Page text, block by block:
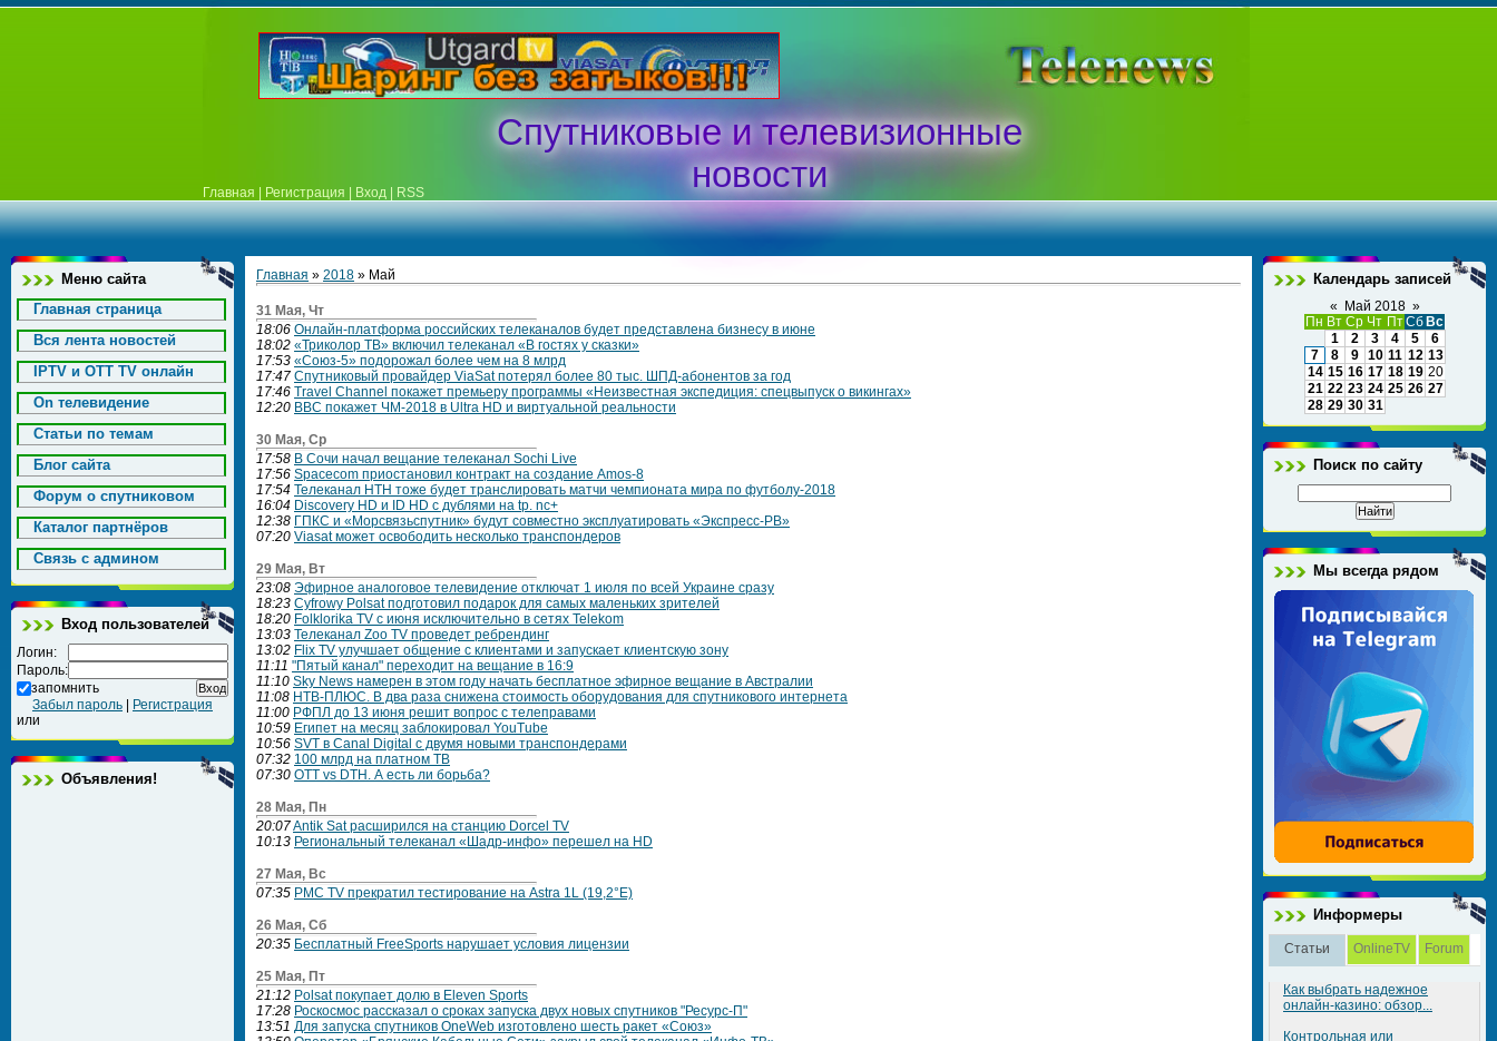
Спутниковые и телевизионные
новости
Главная Регистрация Вход RSS
Меню сайта
Главная страница
Вся лента новостей
IPTV и OTT TV онлайн
On телевидение
Статьи по темам
Блог сайта
Форум о спутниковом
Каталог партнёров
Cвязь с админом
Вход пользователей
Логин:
Пароль:
запомнить
Забыл пароль
Регистрация
или
Объявления!
Главная » 2018 » Май
31 Мая, Чт
18:06 Онлайн-платформа российских телеканалов будет представлена бизнесу в июне
18:02 «Триколор ТВ» включил телеканал «В гостях у сказки»
17:53 «Союз-5» подорожал более чем на 8 млрд
17:47 Спутниковый провайдер ViaSat потерял более 80 тыс. ШПД-абонентов за год
17:46 Travel Channel покажет премьеру программы «Неизвестная экспедиция: спецвыпуск о викингах»
12:20 BBC покажет ЧМ-2018 в Ultra HD и виртуальной реальности
30 Мая, Ср
17:58 В Сочи начал вещание телеканал Sochi Live
17:56 Spacecom приостановил контракт на создание Amos-8
17:54 Телеканал НТН тоже будет транслировать матчи чемпионата мира по футболу-2018
16:04 Discovery HD и ID HD с дублями на tp. nc+
12:38 ГПКС и «Морсвязьспутник» будут совместно эксплуатировать «Экспресс-РВ»
07:20 Viasat может освободить несколько транспондеров
29 Мая, Вт
23:08 Эфирное аналоговое телевидение отключат 1 июля по всей Украине сразу
18:23 Cyfrowy Polsat подготовил подарок для самых маленьких зрителей
18:20 Folklorika TV с июня исключительно в сетях Telekom
13:03 Телеканал Zoo TV проведет ребрендинг
13:02 Flix TV улучшает общение с клиентами и запускает клиентскую зону
11:11 "Пятый канал" переходит на вещание в 16:9
11:10 Sky News намерен в этом году начать бесплатное эфирное вещание в Австралии
11:08 НТВ‑ПЛЮС. В два раза снижена стоимость оборудования для спутникового интернета
11:00 РФПЛ до 13 июня решит вопрос с телеправами
10:59 Египет на месяц заблокировал YouTube
10:56 SVT в Canal Digital с двумя новыми транспондерами
07:32 100 млрд на платном ТВ
07:30 OTT vs DTH. А есть ли борьба?
28 Мая, Пн
20:07Antik Sat расширился на станцию Dorcel TV
10:13 Региональный телеканал «Шадр-инфо» перешел на HD
27 Мая, Вс
07:35 PMC TV прекратил тестирование на Astra 1L (19,2°E)
26 Мая, Сб
20:35 Бесплатный FreeSports нарушает условия лицензии
25 Мая, Пт
21:12 Polsat покупает долю в Eleven Sports
17:28 Роскосмос рассказал о сроках запуска двух новых спутников "Ресурс-П"
13:51 Для запуска спутников OneWeb изготовлено шесть ракет «Союз»
Календарь записей
« Май 2018 »
Пн Вт Ср Чт ПтСб Вс
1
2 3 4 5
6
7
8 9 10 11 12 13
14 15 16 17 18 19 20
21 22 23 24 25 26 27
28 29 30 31
Поиск по сайту
Мы всегда рядом
Информеры
Статьи OnlineTV Forum
Как выбрать надежное
онлайн-казино: обзор...
Контрольная или